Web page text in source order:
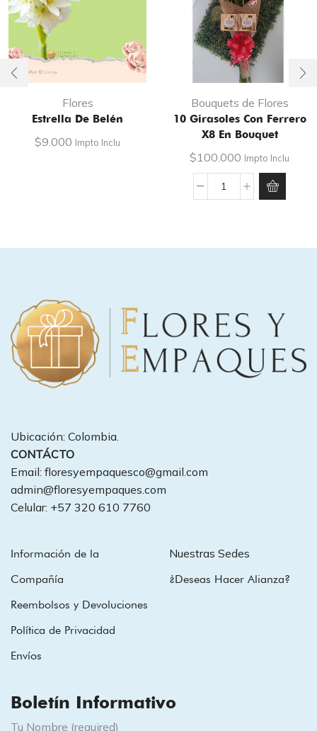
Flores
Estrella De Belén
$9.000 Impto Inclu
Bouquets de Flores
10 Girasoles Con Ferrero
X8 En Bouquet
$100.000 Impto Inclu
10
Ferrero
cantidad
Ubicación: Colombia.
CONTÁCTO
Email: floresyempaquesco@gmail.com
admin@floresyempaques.com
Celular: +57 320 610 7760
Información de la
Compañía
Reembolsos y Devoluciones
Política de Privacidad
Envíos
Nuestras Sedes
¿Deseas Hacer Alianza?
Boletín Informativo
Tu Nombre (required)